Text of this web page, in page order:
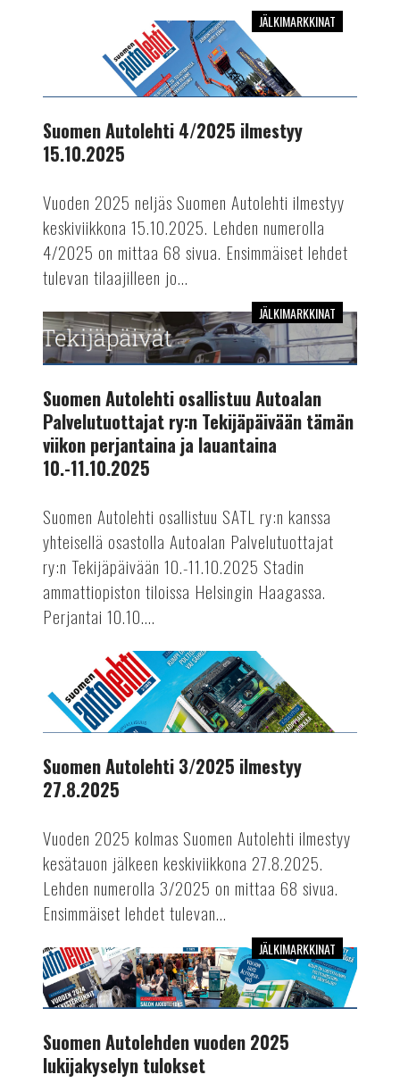
ilmestyy
JÄLKIMARKKINAT
Suomen Autolehti 4/2025 ilmestyy
15.10.2025
Vuoden 2025 neljäs Suomen Autolehti ilmestyy
keskiviikkona 15.10.2025. Lehden numerolla
4/2025 on mittaa 68 sivua. Ensimmäiset lehdet
tulevan tilaajilleen jo...
Suomen
Autolehti
osallistuu
Autoalan
Palvelutuottajat
ry:n
Tekijäpäivään
tämän
perjantaina
ja
lauantaina
10.-11.10.2025
JÄLKIMARKKINAT
Suomen Autolehti osallistuu Autoalan
Palvelutuottajat ry:n Tekijäpäivään tämän
viikon perjantaina ja lauantaina
10.-11.10.2025
Suomen Autolehti osallistuu SATL ry:n kanssa
yhteisellä osastolla Autoalan Palvelutuottajat
ry:n Tekijäpäivään 10.-11.10.2025 Stadin
ammattiopiston tiloissa Helsingin Haagassa.
Perjantai 10.10....
Autolehti
3/2025
ilmestyy
AUTOTEKNIIKKA
Suomen Autolehti 3/2025 ilmestyy
27.8.2025
Vuoden 2025 kolmas Suomen Autolehti ilmestyy
kesätauon jälkeen keskiviikkona 27.8.2025.
Lehden numerolla 3/2025 on mittaa 68 sivua.
Ensimmäiset lehdet tulevan...
Suomen
Autolehden
vuoden
lukijakyselyn
tulokset
JÄLKIMARKKINAT
Suomen Autolehden vuoden 2025
lukijakyselyn tulokset